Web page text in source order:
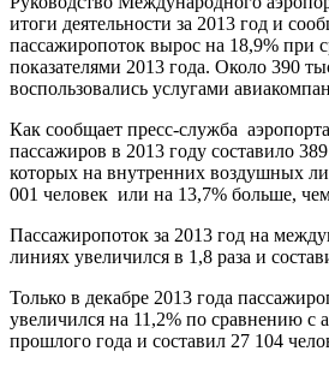
итоги деятельности за 2013 год и
пассажиропоток вырос на 18,9% при
показателями 2013 года. Около 390
воспользовались услугами
Как сообщает пресс-служба
пассажиров в 2013 году составило
которых на внутренних воздушных
001 человек или на 13,7% больше,
Пассажиропоток за 2013 год на
линиях увеличился в 1,8 раза и
Только в декабре 2013 года
увеличился на 11,2% по сравнению с
прошлого года и составил 27 104